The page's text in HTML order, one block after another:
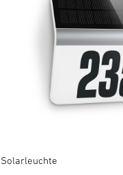
Solarleuchte